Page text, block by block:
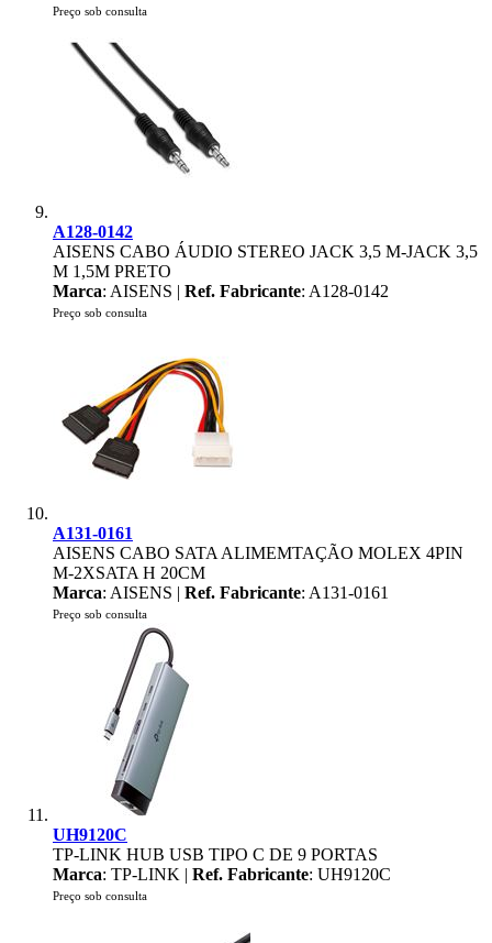
Preço sob consulta
A128-0142
AISENS CABO ÁUDIO STEREO JACK 3,5 M-JACK 3,5
M 1,5M PRETO
Marca: AISENS | Ref. Fabricante: A128-0142
Preço sob consulta
A131-0161
AISENS CABO SATA ALIMEMTAÇÃO MOLEX 4PIN
M-2XSATA H 20CM
Marca: AISENS | Ref. Fabricante: A131-0161
Preço sob consulta
UH9120C
TP-LINK HUB USB TIPO C DE 9 PORTAS
Marca: TP-LINK | Ref. Fabricante: UH9120C
Preço sob consulta